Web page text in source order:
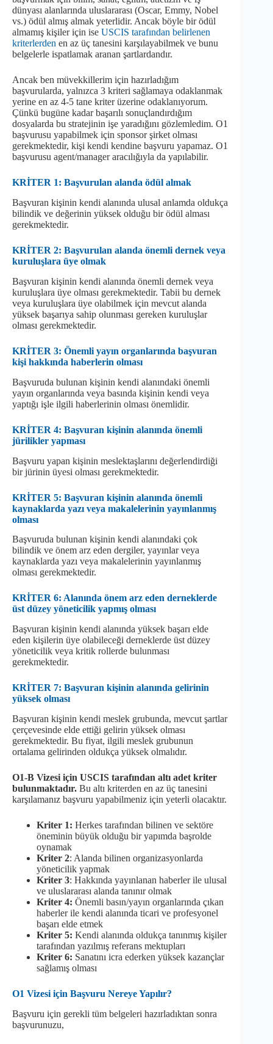
dünyası alanlarında uluslararası (Oscar, Emmy, Nobel
vs.) ödül almış almak yeterlidir. Ancak böyle bir ödül
almamış kişiler için ise USCIS tarafından belirlenen
kriterlerden en az üç tanesini karşılayabilmek ve bunu
belgelerle ispatlamak aranan şartlardandır.
Ancak ben müvekkillerim için hazırladığım
başvurularda, yalnızca 3 kriteri sağlamaya odaklanmak
yerine en az 4-5 tane kriter üzerine odaklanıyorum.
Çünkü bugüne kadar başarılı sonuçlandırdığım
dosyalarda bu stratejinin işe yaradığını gözlemledim. O1
başvurusu yapabilmek için sponsor şirket olması
gerekmektedir, kişi kendi kendine başvuru yapamaz. O1
başvurusu agent/manager aracılığıyla da yapılabilir.
KRİTER 1: Başvurulan alanda ödül almak
Başvuran kişinin kendi alanında ulusal anlamda oldukça
bilindik ve değerinin yüksek olduğu bir ödül alması
gerekmektedir.
KRİTER 2: Başvurulan alanda önemli dernek veya
kuruluşlara üye olmak
Başvuran kişinin kendi alanında önemli dernek veya
kuruluşlara üye olması gerekmektedir. Tabii bu dernek
veya kuruluşlara üye olabilmek için mevcut alanda
yüksek başarıya sahip olunması gereken kuruluşlar
olması gerekmektedir.
KRİTER 3: Önemli yayın organlarında başvuran
kişi hakkında haberlerin olması
Başvuruda bulunan kişinin kendi alanındaki önemli
yayın organlarında veya basında kişinin kendi veya
yaptığı işle ilgili haberlerinin olması önemlidir.
KRİTER 4: Başvuran kişinin alanında önemli
jürilikler yapması
Başvuru yapan kişinin meslektaşlarını değerlendirdiği
bir jürinin üyesi olması gerekmektedir.
KRİTER 5: Başvuran kişinin alanında önemli
kaynaklarda yazı veya makalelerinin yayınlanmış
olması
Başvuruda bulunan kişinin kendi alanındaki çok
bilindik ve önem arz eden dergiler, yayınlar veya
kaynaklarda yazı veya makalelerinin yayınlanmış
olması gerekmektedir.
KRİTER 6: Alanında önem arz eden derneklerde
üst düzey yöneticilik yapmış olması
Başvuran kişinin kendi alanında yüksek başarı elde
eden kişilerin üye olabileceği derneklerde üst düzey
yöneticilik veya kritik rollerde bulunması
gerekmektedir.
KRİTER 7: Başvuran kişinin alanında gelirinin
yüksek olması
Başvuran kişinin kendi meslek grubunda, mevcut şartlar
çerçevesinde elde ettiği gelirin yüksek olması
gerekmektedir. Bu fiyat, ilgili meslek grubunun
ortalama gelirinden oldukça yüksek olmalıdır.
O1-B Vizesi için USCIS tarafından altı adet kriter
bulunmaktadır. Bu altı kriterden en az üç tanesini
karşılamanız başvuru yapabilmeniz için yeterli olacaktır.
Kriter 1: Herkes tarafından bilinen ve sektöre
öneminin büyük olduğu bir yapımda başrolde
oynamak
Kriter 2: Alanda bilinen organizasyonlarda
yöneticilik yapmak
Kriter 3: Hakkında yayınlanan haberler ile ulusal
ve uluslararası alanda tanınır olmak
Kriter 4: Önemli basın/yayın organlarında çıkan
haberler ile kendi alanında ticari ve profesyonel
başarı elde etmek
Kriter 5: Kendi alanında oldukça tanınmış kişiler
tarafından yazılmış referans mektupları
Kriter 6: Sanatını icra ederken yüksek kazançlar
sağlamış olması
O1 Vizesi için Başvuru Nereye Yapılır?
Başvuru için gerekli tüm belgeleri hazırladıktan sonra
başvurunuzu,